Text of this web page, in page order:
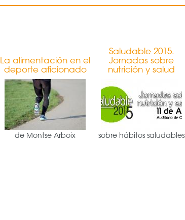
La alimentación en el
deporte aficionado
de Montse Arboix
Saludable 2015.
Jornadas sobre
nutrición y salud
sobre hábitos saludables